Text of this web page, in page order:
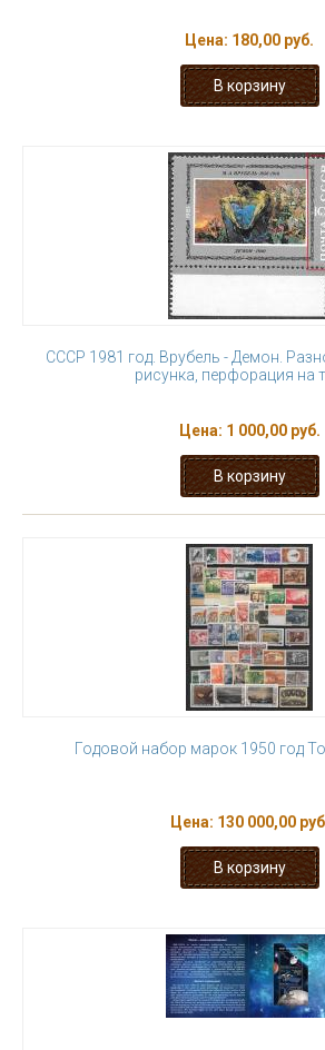
Цена: 180,00 руб.
СССР 1981 год. Врубель - Демон.
рисунка, перфорация на
Цена: 1 000,00 руб.
Годовой набор марок 1950 год
Цена: 130 000,00